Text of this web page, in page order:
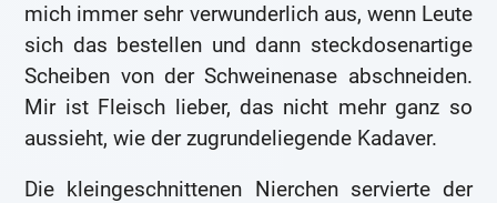
mich immer sehr verwunderlich aus, wenn Leute
sich das bestellen und dann steckdosenartige
Scheiben von der Schweinenase abschneiden.
Mir ist Fleisch lieber, das nicht mehr ganz so
aussieht, wie der zugrundeliegende Kadaver.
Die kleingeschnittenen Nierchen servierte der